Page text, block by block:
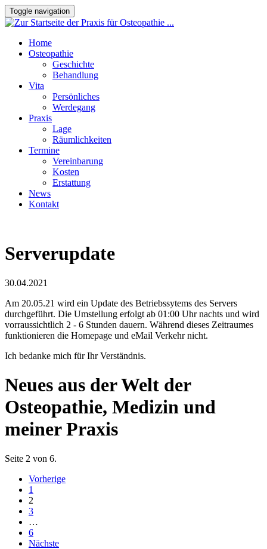
Toggle navigation
Home
Osteopathie
Geschichte
Behandlung
Vita
Persönliches
Werdegang
Praxis
Lage
Räumlichkeiten
Termine
Vereinbarung
Kosten
Erstattung
News
Kontakt
Serverupdate
30.04.2021
Am 20.05.21 wird ein Update des Betriebssytems des Servers
durchgeführt. Die Umstellung erfolgt ab 01:00 Uhr nachts und wird
vorraussichtlich 2 - 6 Stunden dauern. Während dieses Zeitraumes
funktionieren die Homepage und eMail Verkehr nicht.
Ich bedanke mich für Ihr Verständnis.
Neues aus der Welt der
Osteopathie, Medizin und
meiner Praxis
Seite 2 von 6.
Vorherige
1
2
3
…
6
Nächste